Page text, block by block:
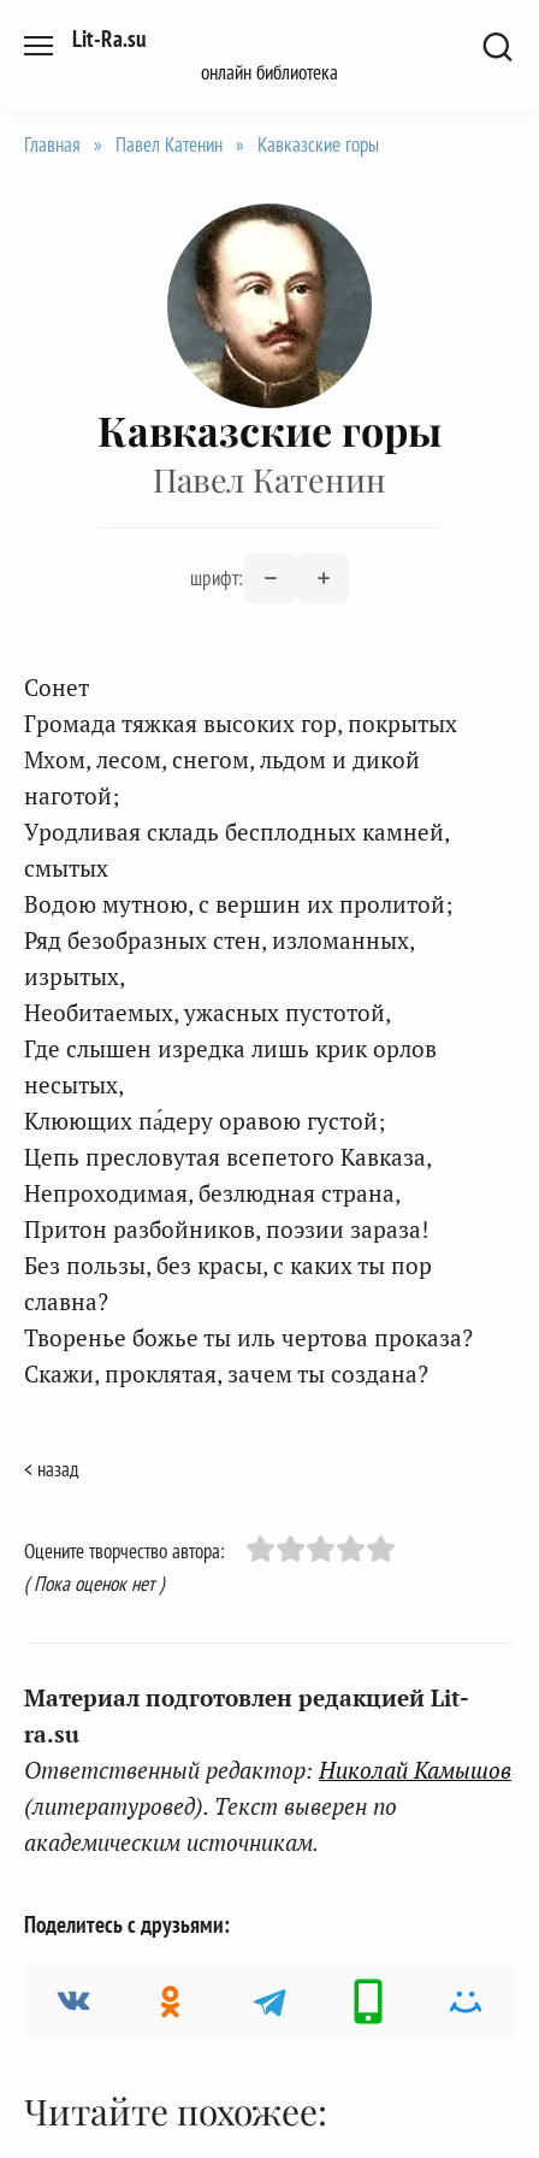
Lit-Ra.su
онлайн библиотека
Главная » Павел Катенин » Кавказские горы
Кавказские горы
Павел Катенин
шрифт:
Сонет
Громада тяжкая высоких гор, покрытых
Мхом, лесом, снегом, льдом и дикой
наготой;
Уродливая складь бесплодных камней,
смытых
Водою мутною, с вершин их пролитой;
Ряд безобразных стен, изломанных,
изрытых,
Необитаемых, ужасных пустотой,
Где слышен изредка лишь крик орлов
несытых,
Клюющих па́деру оравою густой;
Цепь пресловутая всепетого Кавказа,
Непроходимая, безлюдная страна,
Притон разбойников, поэзии зараза!
Без пользы, без красы, с каких ты пор
славна?
Творенье божье ты иль чертова проказа?
Скажи, проклятая, зачем ты создана?
< назад
Оцените творчество автора:
( Пока оценок нет )
Материал подготовлен редакцией Lit-
ra.su
Ответственный редактор: Николай Камышов
(литературовед). Текст выверен по
академическим источникам.
Поделитесь с друзьями:
Читайте похожее: